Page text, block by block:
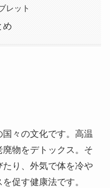
レット
め
々 の文化です。高温
物をデトックス。そ
り、外気で体を冷や
促す健康法です。